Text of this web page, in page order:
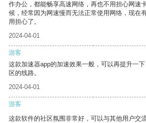
作办公，都能畅享高速网络，再也不用担心网速
候，经常因为网速慢而无法正常使用网络，现在
用担心了。
2024-04-01
游客
这款加速器app的加速效果一般，可以再提升一
区的线路。
2024-04-01
游客
这款软件的社区氛围非常好，可以与其他用户交